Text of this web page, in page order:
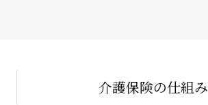
介護保険の仕組み